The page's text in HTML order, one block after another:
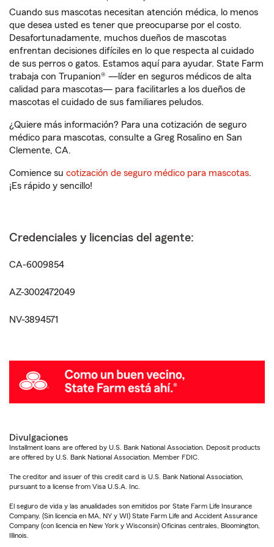
Cuando sus mascotas necesitan atención médica, lo menos
que desea usted es tener que preocuparse por el costo.
Desafortunadamente, muchos dueños de mascotas
enfrentan decisiones difíciles en lo que respecta al cuidado
de sus perros o gatos. Estamos aquí para ayudar. State Farm
trabaja con Trupanion® —líder en seguros médicos de alta
calidad para mascotas— para facilitarles a los dueños de
mascotas el cuidado de sus familiares peludos.
¿Quiere más información? Para una cotización de seguro
médico para mascotas, consulte a Greg Rosalino en San
Clemente, CA.
Comience su cotización de seguro médico para mascotas.
¡Es rápido y sencillo!
Credenciales y licencias del agente:
CA-6009854
AZ-3002472049
NV-3894571
Divulgaciones
Installment loans are offered by U.S. Bank National Association. Deposit products
are offered by U.S. Bank National Association. Member FDIC.
The creditor and issuer of this credit card is U.S. Bank National Association,
pursuant to a license from Visa U.S.A. Inc.
El seguro de vida y las anualidades son emitidos por State Farm Life Insurance
Company. (Sin licencia en MA, NY y WI) State Farm Life and Accident Assurance
Company (con licencia en New York y Wisconsin) Oficinas centrales, Bloomington,
Illinois.